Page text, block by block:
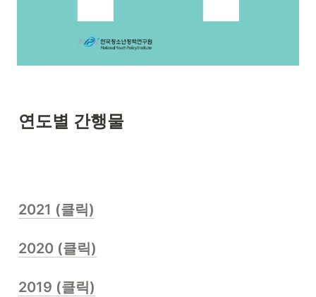
연도별 간행물
2021 (클릭)
2020 (클릭)
2019 (클릭)